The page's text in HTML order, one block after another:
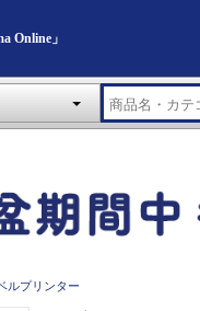
Online」
ルプリンター